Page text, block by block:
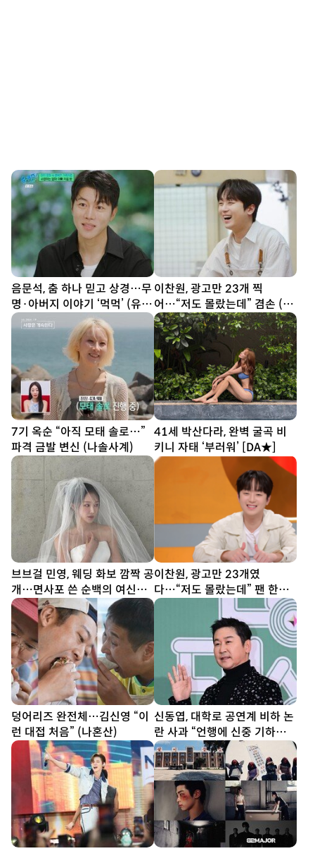
음문석, 춤 하나 믿고 상경…무
명·아버지 이야기 ‘먹먹’ (유퀴
즈)
이찬원, 광고만 23개 찍
어…“저도 몰랐는데” 겸손 (편
스토랑)
7기 옥순 “아직 모태 솔로…”
파격 금발 변신 (나솔사계)
41세 박산다라, 완벽 굴곡 비
키니 자태 ‘부러워’ [DA★]
브브걸 민영, 웨딩 화보 깜짝 공
개…면사포 쓴 순백의 여신
[DA★]
이찬원, 광고만 23개였
다…“저도 몰랐는데” 팬 한마
디에 깜짝
덩어리즈 완전체…김신영 “이
런 대접 처음” (나혼산)
신동엽, 대학로 공연계 비하 논
란 사과 “언행에 신중 기하겠
다”